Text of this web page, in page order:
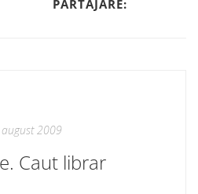
PARTAJARE:
2009
Caut librar